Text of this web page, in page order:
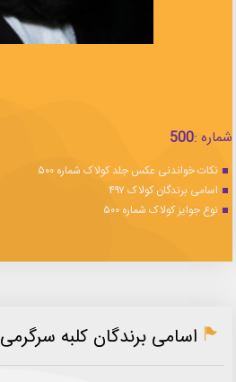
شماره :500
نکات خواندنی عکس جلد کولاک شماره ۵۰۰
اسامی برندگان کولاک ۴۹۷
نوع جوایز کولاک شماره ۵۰۰
اسامی برندگان کلبه سرگرمی ۵۱۰